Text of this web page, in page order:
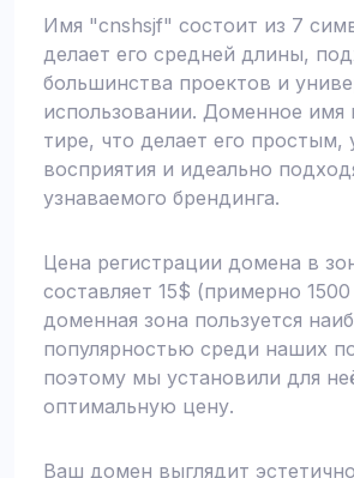
Имя "cnshsjf" состоит из 7
делает его средней длины,
большинства проектов и
использовании. Доменное имя
тире, что делает его простым,
восприятия и идеально
узнаваемого брендинга.
Цена регистрации домена в
составляет 15$ (примерно
доменная зона пользуется
популярностью среди наших
поэтому мы установили для
оптимальную цену.
Ваш домен выглядит